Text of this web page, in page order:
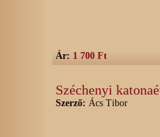
Ár: 1 700 Ft
Széchenyi
Szerző: Ács Tibor